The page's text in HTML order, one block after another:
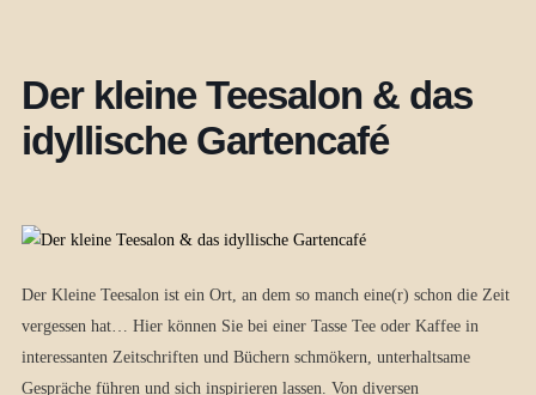
Der kleine Teesalon & das
idyllische Gartencafé
Der Kleine Teesalon ist ein Ort, an dem so manch eine(r) schon die Zeit
vergessen hat… Hier können Sie bei einer Tasse Tee oder Kaffee in
interessanten Zeitschriften und Büchern schmökern, unterhaltsame
Gespräche führen und sich inspirieren lassen. Von diversen